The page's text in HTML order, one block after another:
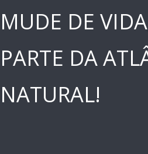
MUDE DE
PARTE DA
NATURAL!